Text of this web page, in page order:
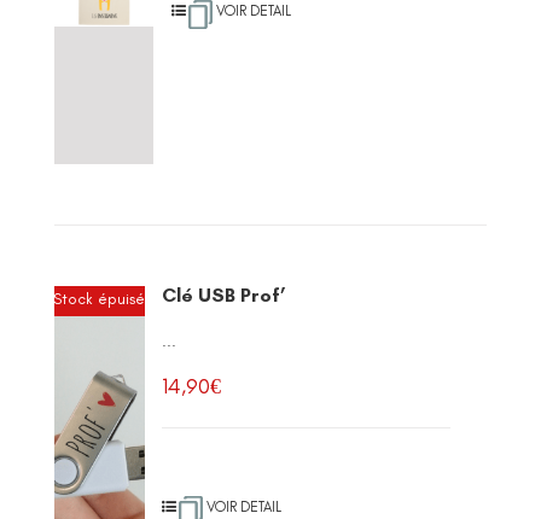
VOIR DETAIL
Stock épuisé Clé USB Prof’
...
14,90€
VOIR DETAIL